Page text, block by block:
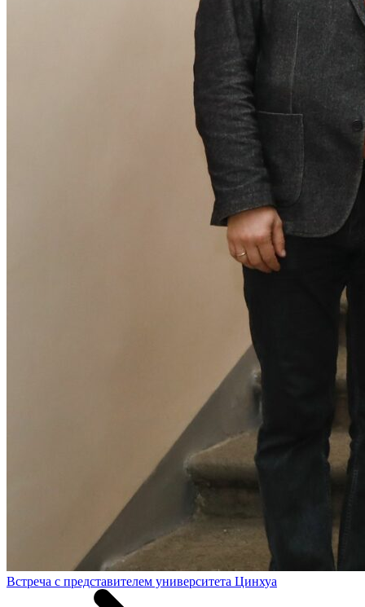
Встреча с представителем университета Цинхуа